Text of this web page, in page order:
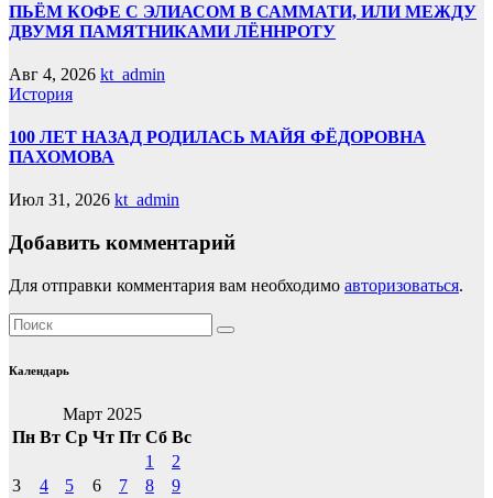
ПЬЁМ КОФЕ С ЭЛИАСОМ В САММАТИ, ИЛИ МЕЖДУ
ДВУМЯ ПАМЯТНИКАМИ ЛЁННРОТУ
Авг 4, 2026 kt_admin
История
100 ЛЕТ НАЗАД РОДИЛАСЬ МАЙЯ ФЁДОРОВНА
ПАХОМОВА
Июл 31, 2026 kt_admin
Добавить комментарий
Для отправки комментария вам необходимо авторизоваться.
Календарь
Март 2025
Пн Вт Ср Чт Пт Сб Вс
1
2
3
4 5 6 7 8
9